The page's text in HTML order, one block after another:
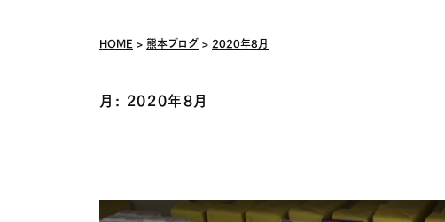
HOME 熊本ブログ 2020年8月
月: 2020年8月